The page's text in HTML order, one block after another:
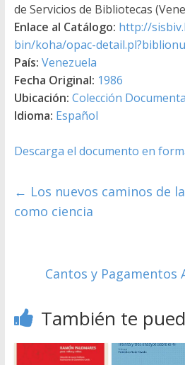
de Servicios de Bibliotecas
Enlace al Catálogo: http://
bin/koha/opac-
País: Venezuela
Fecha Original: 1986
Ubicación: Colección
Idioma: Español
Descarga el documento en
← Los nuevos caminos de
como ciencia
Cantos y Pagamentos
También te